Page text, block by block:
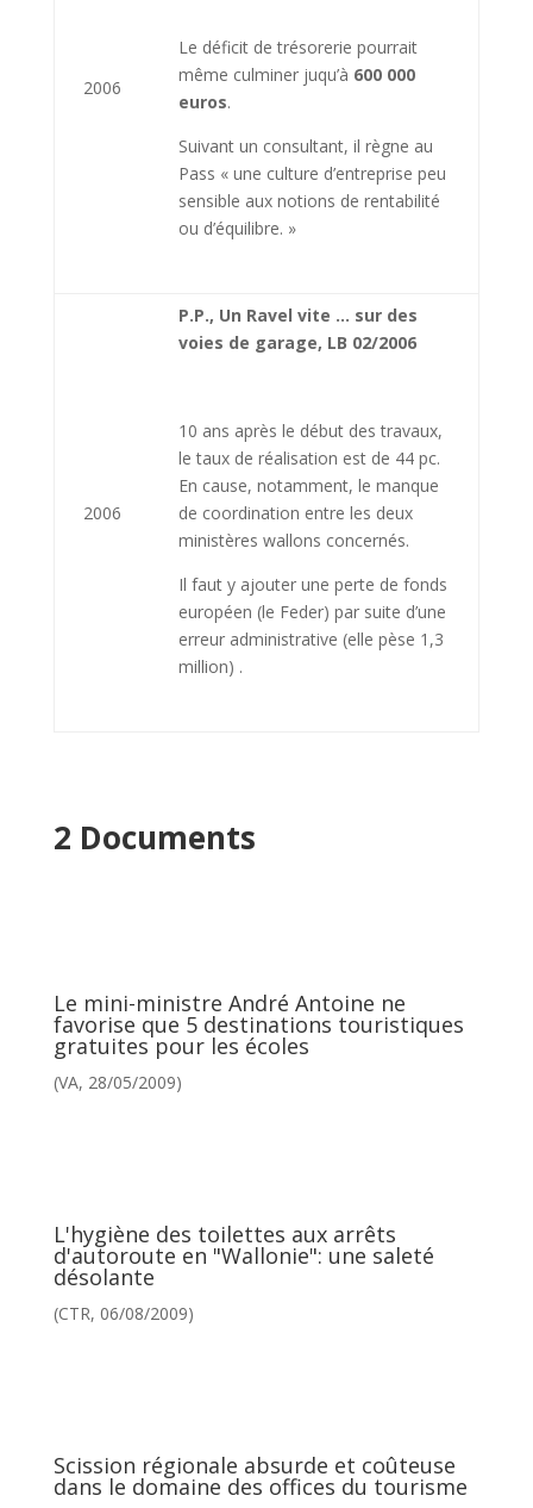
2006
Le déficit de trésorerie pourrait
même culminer juqu’à 600 000
euros.
Suivant un consultant, il règne au
Pass « une culture d’entreprise peu
sensible aux notions de rentabilité
ou d’équilibre. »
2006
P.P., Un Ravel vite … sur des
voies de garage, LB 02/2006
10 ans après le début des travaux,
le taux de réalisation est de 44 pc.
En cause, notamment, le manque
de coordination entre les deux
ministères wallons concernés.
Il faut y ajouter une perte de fonds
européen (le Feder) par suite d’une
erreur administrative (elle pèse 1,3
million) .
2 Documents
Le mini-ministre André Antoine ne
favorise que 5 destinations touristiques
gratuites pour les écoles
(VA, 28/05/2009)
L'hygiène des toilettes aux arrêts
d'autoroute en "Wallonie": une saleté
désolante
(CTR, 06/08/2009)
Scission régionale absurde et coûteuse
dans le domaine des offices du tourisme